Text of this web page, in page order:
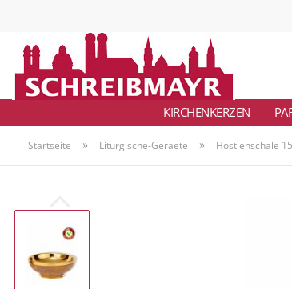
KIRCHENKERZEN
Startseite » Liturgische-Geraete » Hostienschale